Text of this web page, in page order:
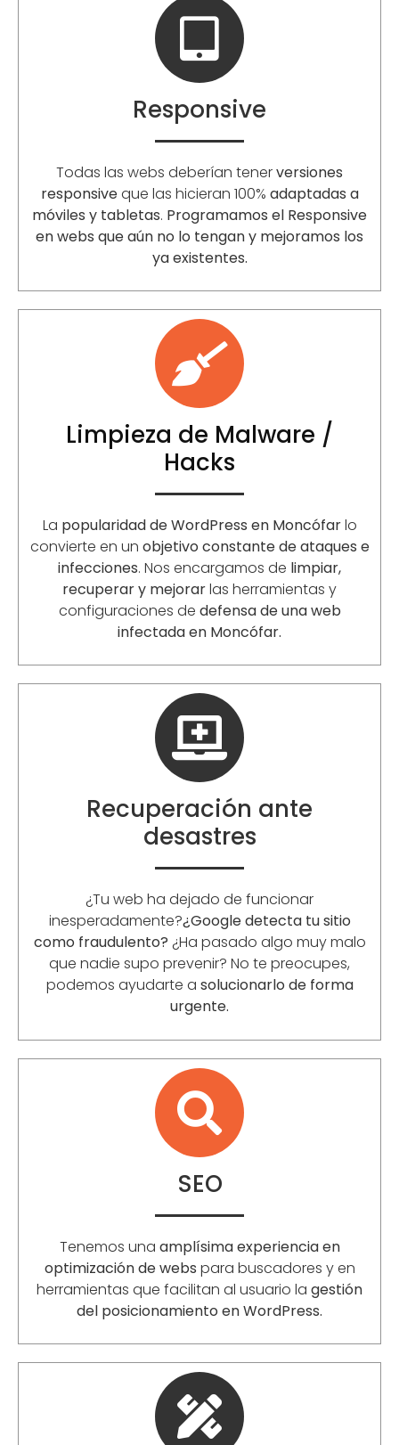
Responsive
Todas las webs deberían tenerversiones
responsiveque las hicieran 100% adaptadas a
móviles y tabletas. Programamos el Responsive
en webs que aún no lo tengan y mejoramos los
ya existentes.
Limpieza de Malware /
Hacks
La popularidad de WordPress en Moncófarlo
convierte en un objetivo constante de ataques e
infecciones. Nos encargamos de limpiar,
recuperar y mejorarlas herramientas y
configuraciones de defensa de una web
infectada en Moncófar.
Recuperación ante
desastres
¿Tu web ha dejado de funcionar
inesperadamente?¿Google detecta tu sitio
como fraudulento? ¿Ha pasado algo muy malo
que nadie supo prevenir? No te preocupes,
podemos ayudarte a solucionarlo de forma
urgente.
SEO
Tenemos una amplísima experiencia en
optimización de webs para buscadores y en
herramientas que facilitan al usuario la gestión
del posicionamiento en WordPress.